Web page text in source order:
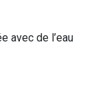
avec de l’eau